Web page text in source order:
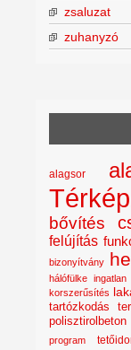
zsaluzat
zuhanyzó
alagsor
bővítés
felújítás
bizonyítvány
hálófülke ingatlan
korszerűsítés
tartózkodás
program